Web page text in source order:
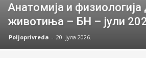
Анатомија и
животиња – БН – јули
Poljoprivreda - 20. јула 2026.